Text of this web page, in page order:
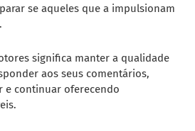
se aqueles que a impulsionam
significa manter a qualidade
aos seus comentários,
e continuar oferecendo